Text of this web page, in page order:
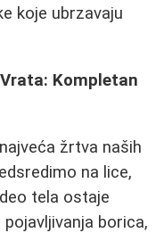
koje ubrzavaju
Kompletan
žrtva naših
na lice,
tela ostaje
borica,